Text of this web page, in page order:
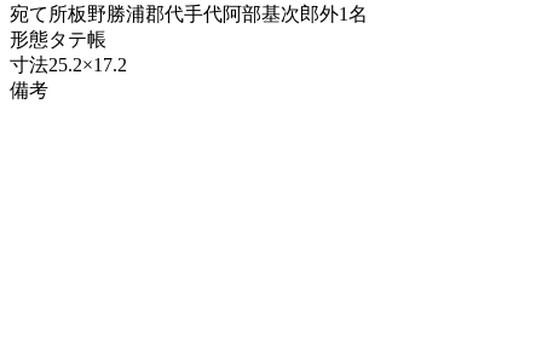
宛て所板野勝浦郡代手代阿部基次郎外1名
形態タテ帳
寸法25.2×17.2
備考